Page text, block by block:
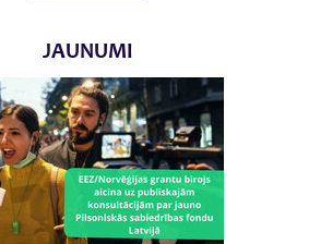
JAUNUMI